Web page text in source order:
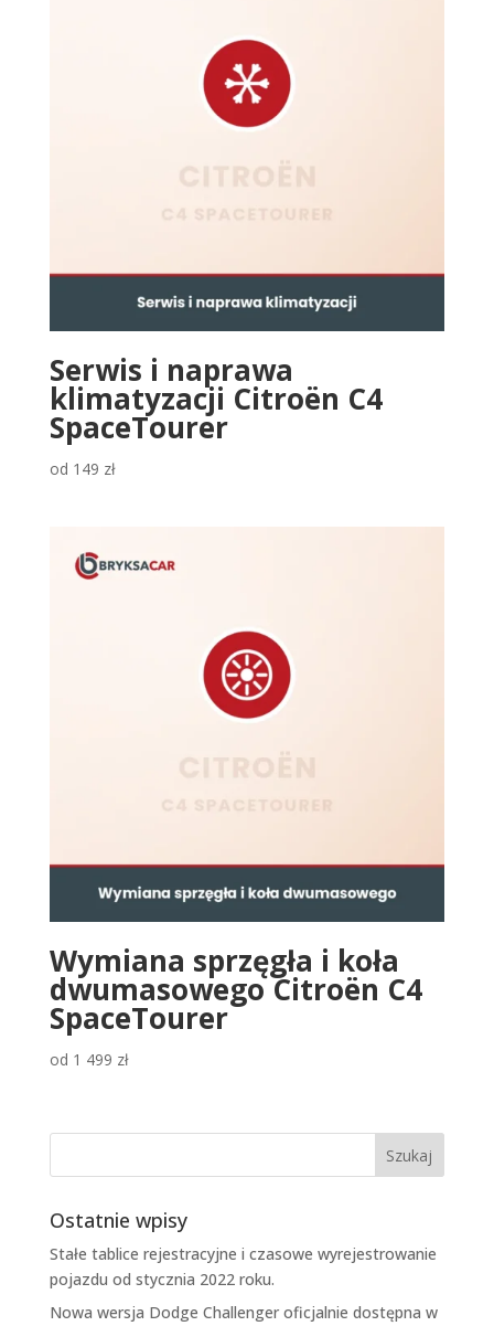
Serwis i naprawa
klimatyzacji Citroën C4
SpaceTourer
od 149 zł
Wymiana sprzęgła i koła
dwumasowego Citroën C4
SpaceTourer
od 1 499 zł
Ostatnie wpisy
Stałe tablice rejestracyjne i czasowe wyrejestrowanie
pojazdu od stycznia 2022 roku.
Nowa wersja Dodge Challenger oficjalnie dostępna w